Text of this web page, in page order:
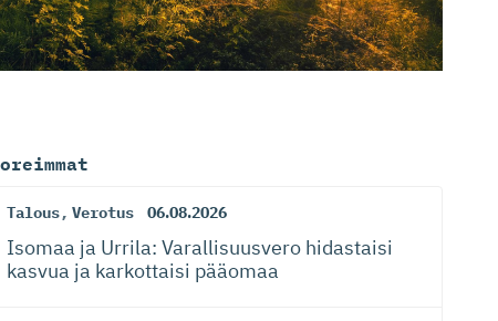
Talous, Verotus 06.08.2026
Isomaa ja Urrila: Varallisuusvero hidastaisi
kasvua ja karkottaisi pääomaa